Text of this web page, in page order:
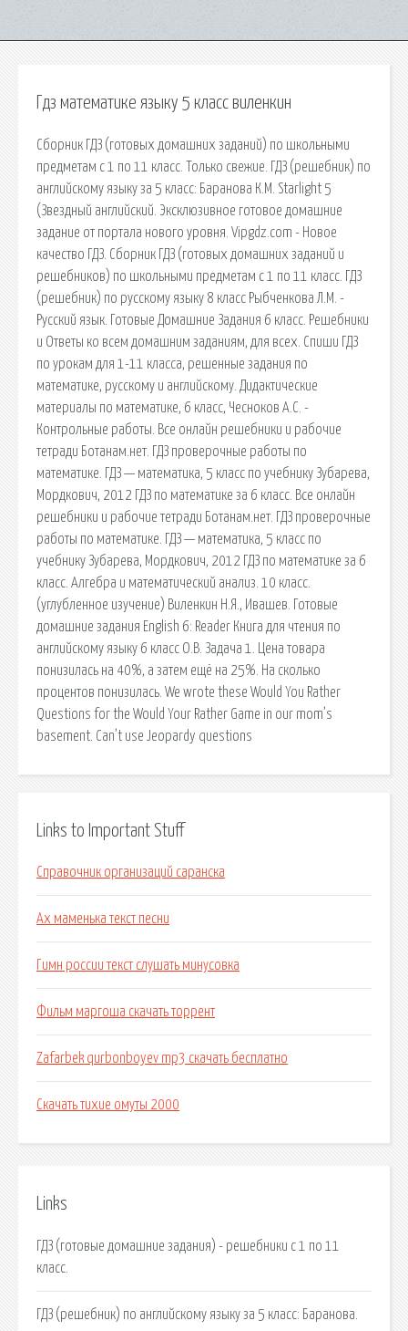
Гдз математике языку 5 класс виленкин
Сборник ГДЗ (готовых домашних заданий) по школьными
предметам с 1 по 11 класс. Только свежие. ГДЗ (решебник) по
английскому языку за 5 класс: Баранова К.М. Starlight 5
(Звездный английский. Эксклюзивное готовое домашние
задание от портала нового уровня. Vipgdz.com - Новое
качество ГДЗ. Сборник ГДЗ (готовых домашних заданий и
решебников) по школьными предметам с 1 по 11 класс. ГДЗ
(решебник) по русскому языку 8 класс Рыбченкова Л.М. -
Русский язык. Готовые Домашние Задания 6 класс. Решебники
и Ответы ко всем домашним заданиям, для всех. Спиши ГДЗ
по урокам для 1-11 класса, решенные задания по
математике, русскому и английскому. Дидактические
материалы по математике, 6 класс, Чесноков А.С. -
Контрольные работы. Все онлайн решебники и рабочие
тетради Ботанам.нет. ГДЗ проверочные работы по
математике. ГДЗ — математика, 5 класс по учебнику Зубарева,
Мордкович, 2012 ГДЗ по математике за 6 класс. Все онлайн
решебники и рабочие тетради Ботанам.нет. ГДЗ проверочные
работы по математике. ГДЗ — математика, 5 класс по
учебнику Зубарева, Мордкович, 2012 ГДЗ по математике за 6
класс. Алгебра и математический анализ. 10 класс.
(углубленное изучение) Виленкин Н.Я., Ивашев. Готовые
домашние задания English 6: Reader Книга для чтения по
английскому языку 6 класс О.В. Задача 1. Цена товара
понизилась на 40%, а затем ещё на 25%. На сколько
процентов понизилась. We wrote these Would You Rather
Questions for the Would Your Rather Game in our mom’s
basement. Can’t use Jeopardy questions
Links to Important Stuff
Справочник организаций саранска
Ах маменька текст песни
Гимн россии текст слушать минусовка
Фильм маргоша скачать торрент
Zafarbek qurbonboyev mp3 скачать бесплатно
Скачать тихие омуты 2000
Links
ГДЗ (готовые домашние задания) - решебники с 1 по 11
класс.
ГДЗ (решебник) по английскому языку за 5 класс: Баранова.